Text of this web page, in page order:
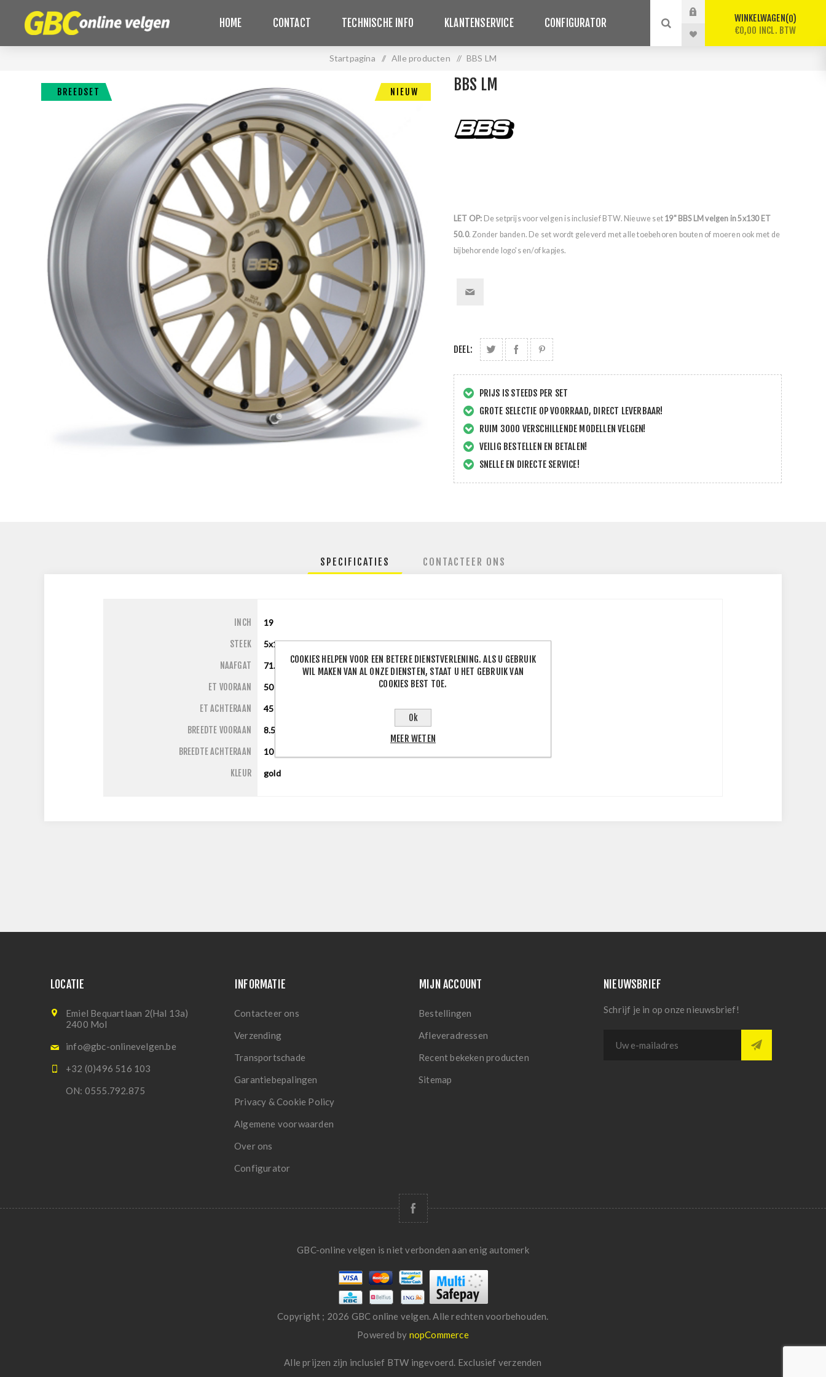
HOME CONTACT TECHNISCHE INFO KLANTENSERVICE CONFIGURATOR WINKELWAGEN 0
€0,00 INCL. BTW
Startpagina / Alle producten / BBS LM
BREEDSET NIEUW BBS LM
LET OP: De setprijs voor velgen is inclusief BTW. Nieuwe set 19" BBS LM velgen in 5x130 ET
50.0. Zonder banden. De set wordt geleverd met alle toebehoren bouten of moeren ook met de
bijbehorende logo's en/of kapjes.
DEEL:
PRIJS IS STEEDS PER SET
GROTE SELECTIE OP VOORRAAD, DIRECT LEVERBAAR!
RUIM 3000 VERSCHILLENDE MODELLEN VELGEN!
VEILIG BESTELLEN EN BETALEN!
SNELLE EN DIRECTE SERVICE!
SPECIFICATIES CONTACTEER ONS
INCH 19
STEEK 5x130
NAAFGAT 71.60
ET VOORAAN 50
ET ACHTERAAN 45
BREEDTE VOORAAN 8.50
BREEDTE ACHTERAAN 10
KLEUR gold
LOCATIE
Emiel Bequartlaan 2(Hal 13a)
2400 Mol
info@gbc-onlinevelgen.be
+32 (0)496 516 103
ON: 0555.792.875
INFORMATIE
Contacteer ons
Verzending
Transportschade
Garantiebepalingen
Privacy & Cookie Policy
Algemene voorwaarden
Over ons
Configurator
MIJN ACCOUNT
Bestellingen
Afleveradressen
Recent bekeken producten
Sitemap
NIEUWSBRIEF
Schrijf je in op onze nieuwsbrief!
GBC-online velgen is niet verbonden aan enig automerk
Copyright ; 2026 GBC online velgen. Alle rechten voorbehouden.
Powered by nopCommerce
Alle prijzen zijn inclusief BTW ingevoerd. Exclusief verzenden
COOKIES HELPEN VOOR EEN BETERE DIENSTVERLENING. ALS U GEBRUIK
WIL MAKEN VAN AL ONZE DIENSTEN, STAAT U HET GEBRUIK VAN
COOKIES BEST TOE.
Ok
MEER WETEN